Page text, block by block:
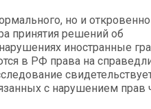
но и откровенно
принятия решений об
иностранные
в РФ права на
с нарушением прав